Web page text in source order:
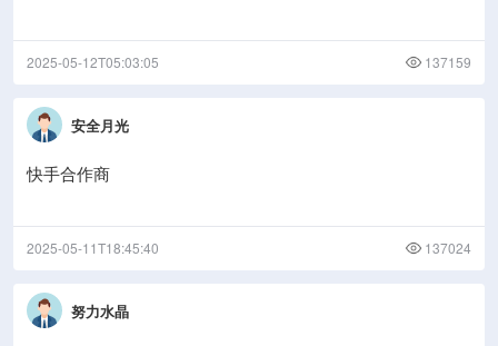
2025-05-12T05:03:05 137159
安全月光
快手合作商
2025-05-11T18:45:40 137024
努力水晶